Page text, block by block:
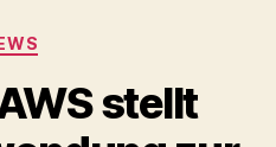
Categories
stellt